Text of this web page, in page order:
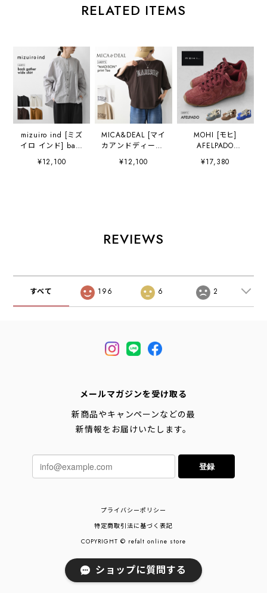
RELATED ITEMS
mizuiro ind [ミズ
イロ インド] back
gather wide shirt
[1-238975] バッ
¥12,100
MICA&DEAL [マイ
カアンドディール]
"MADISON" print
Tee
め・LADY'S
[2026AW]
¥12,100
MOHI [モヒ]
AFELPADO
[AB713-11-AF] ス
ニーカー・カラフ
¥17,380
REVIEWS
すべて 196 6 2
メールマガジンを受け取る
新商品やキャンペーンなどの最
新情報をお届けいたします。
登録
プライバシーポリシー
特定商取引法に基づく表記
COPYRIGHT © refalt online store
ショップに質問する